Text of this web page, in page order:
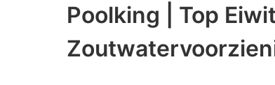
Poolking | Top